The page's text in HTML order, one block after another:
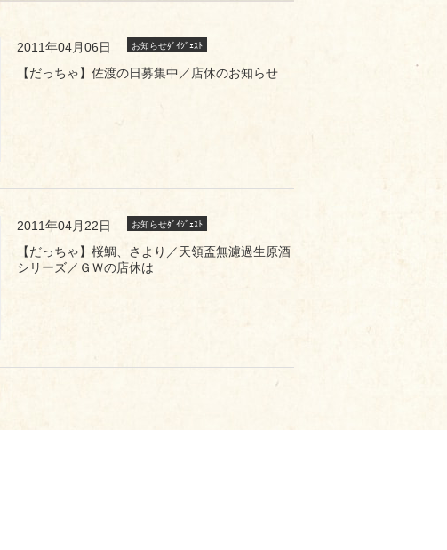
2011年04月06日 お知らせﾀﾞｲｼﾞｪｽﾄ
【だっちゃ】佐渡の日募集中／店休のお知らせ
2011年04月22日 お知らせﾀﾞｲｼﾞｪｽﾄ
【だっちゃ】桜鯛、さより／天領盃無濾過生原酒
シリーズ／ＧＷの店休は